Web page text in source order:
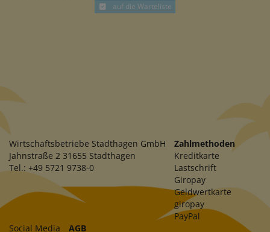
auf die Warteliste
Wirtschaftsbetriebe Stadthagen GmbH
Jahnstraße 2 31655 Stadthagen
Tel.: +49 5721 9738-0
Zahlmethoden
Kreditkarte
Lastschrift
Giropay
Geldwertkarte
giropay
PayPal
Social Media
AGB